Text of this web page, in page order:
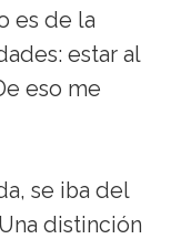
es de la
estar al
eso me
se iba del
distinción